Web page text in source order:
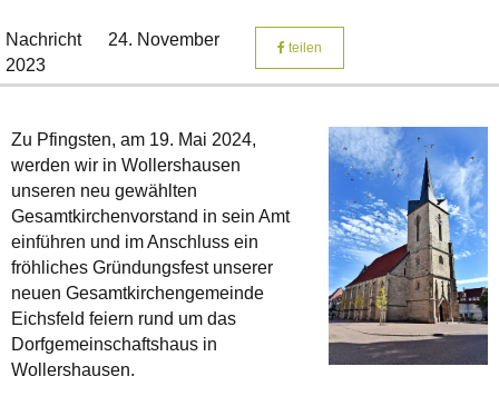
Nachricht
24. November
2023
teilen
Zu Pfingsten, am 19. Mai 2024,
werden wir in Wollershausen
unseren neu gewählten
Gesamtkirchenvorstand in sein Amt
einführen und im Anschluss ein
fröhliches Gründungsfest unserer
neuen Gesamtkirchengemeinde
Eichsfeld feiern rund um das
Dorfgemeinschaftshaus in
Wollershausen.